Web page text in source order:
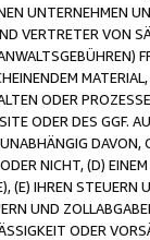
UNTERNEHMEN
VERTRETER VON
ODER
ODER DES GGF.
NICHT, (D)
(E) IHREN
UND
ODER